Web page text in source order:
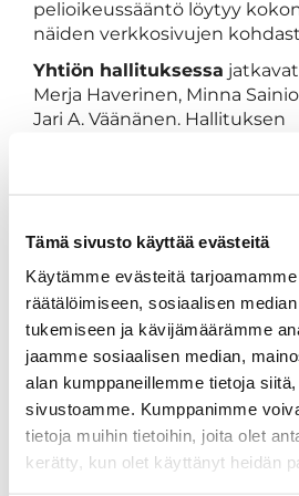
Tämä sivusto käyttää evästeitä
Käytämme evästeitä
räätälöimiseen, sosiaalisen
tukemiseen ja kävijämäärämme
jaamme sosiaalisen median,
alan kumppaneillemme tietoja
sivustoamme. Kumppanimme
tietoja muihin tietoihin, joita olet
kerätty, kun olet käyttänyt heidän
pelioikeussääntö löytyy
näiden verkkosivujen
Yhtiön hallituksessa
Merja Haverinen, Minna
Jari A. Väänänen. Hallituksen
järjestäytymiskokouksessa
Tahkon Golfseurankoronan
syyskokous vahvisti seuran
aikuiset 95 €, opiskelijat 50 €
35 €.
Seuran hallituksen
Jorma Autio ja jäseninä Sami
Toivanen ja Arja Heiskanen.
hallituksen jäseninä jatkavat